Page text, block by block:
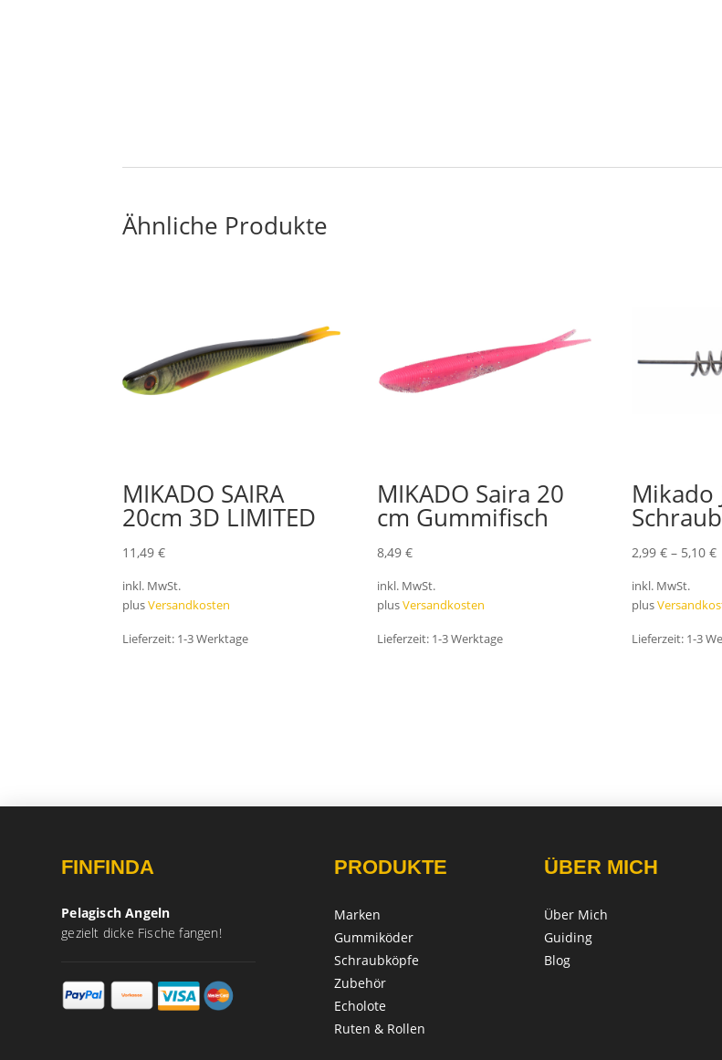
Ähnliche Produkte
MIKADO SAIRA
20cm 3D LIMITED
11,49€
inkl. MwSt.
plusVersandkosten
Lieferzeit: 1-3 Werktage
MIKADO Saira 20
cm Gummifisch
8,49€
inkl. MwSt.
plusVersandkosten
Lieferzeit: 1-3 Werktage
Mikado
2,99€ – 5,10€
inkl. MwSt.
plus
Lieferzeit: 1-3
FINFINDA
Pelagisch Angeln
gezielt dicke Fische fangen!
PRODUKTE
Marken
Gummiköder
Schraubköpfe
Zubehör
Echolote
Ruten & Rollen
ÜBER MICH
Über Mich
Guiding
Blog